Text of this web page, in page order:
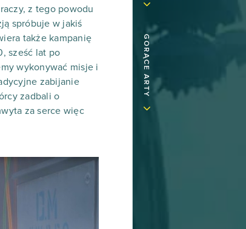
GORĄCE ARTY
z tego powodu
spróbuje w jakiś
także kampanię
sześć lat po
wykonywać misje i
zabijanie
zadbali o
za serce więc